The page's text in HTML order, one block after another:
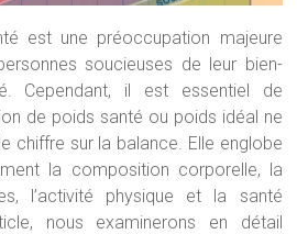
est une préoccupation majeure
soucieuses de leur bien-
Cependant, il est essentiel de
de poids santé ou poids idéal ne
chiffre sur la balance. Elle englobe
la composition corporelle, la
l’activité physique et la santé
nous examinerons en détail